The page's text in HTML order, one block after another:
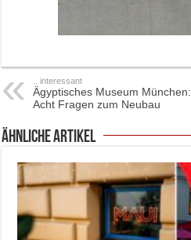
.. interessant
Ägyptisches Museum München:
Acht Fragen zum Neubau
ähnliche Artikel